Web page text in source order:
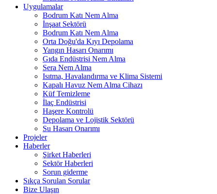
Uygulamalar
Bodrum Katı Nem Alma
İnşaat Sektörü
Bodrum Katı Nem Alma
Orta Doğu'da Kıyı Depolama
Yangın Hasarı Onarımı
Gıda Endüstrisi Nem Alma
Sera Nem Alma
Isıtma, Havalandırma ve Klima Sistemi
Kapalı Havuz Nem Alma Cihazı
Küf Temizleme
İlaç Endüstrisi
Haşere Kontrolü
Depolama ve Lojistik Sektörü
Su Hasarı Onarımı
Projeler
Haberler
Şirket Haberleri
Sektör Haberleri
Sorun giderme
Sıkça Sorulan Sorular
Bize Ulaşın